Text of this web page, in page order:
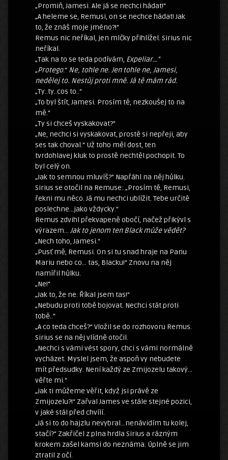
„Promiň, Jamesi. Ale já se nechci hádat!“
„A heleme se, Remusi, on se nechce hádat! Jak
to, že znáš moje jméno?!“
Remus nic neříkal, jen mlčky přihlížel. Sirius nic
neříkal.
„Tak na to se teda podívám, Expeliar…“
„Protego.“ Ne, tohle ne. Jen tohle ne, Jamesi,
nedělej to. Nestůj proti mně. Já tě mám rád.
„Ty..ty..cos to..“
„To byl štít, Jamesi. Prosím tě, nezkoušej to na
mě.“
„Ty si chceš vyskakovat?“
„Ne, nechci si vyskakovat, prostě si nepřeji, aby
ses tak choval.“ Už toho měl dost, ten
tvrdohlavej kluk to prostě nechtěl pochopit. To
byl celý on.
„Jak to semnou mluvíš?“ Napřáhl na něj hůlku.
Sirius se otočil na Remuse: „Prosím tě, Remusi,
řekni mu něco. Já mu nechci ublížit. Tebe určitě
poslechne…jako vždycky.“
Remus zdvihl překvapeně obočí, načež přikývl s
výrazem… Jak to jenom ten Black může vědět?
„Nech toho, Jamesi.“
„Pusť mě, Remusi. On si tu snad hraje na Panu
Mariu nebo co… tas, Blacku!“ Znovu na něj
namířil hůlku.
„Ne!“
„Jak to, že ne. Říkal jsem tas!“
„Nebudu proti tobě bojovat. Nechci stát proti
tobě..“
„A co teda chceš?“ Vložil se do rozhovoru Remus.
Sirius se na něj vlídně otočil.
„Nechci s vámi vést spory, chci s vámi normálně
vycházet. Myslel jsem, že aspoň vy nebudete
mít předsudky. Není každý ze Zmijozelu takový…
věřte mi.“
„Jak ti můžeme věřit, když jsi právě ze
Zmijozelu?!“ Zařval James ve stále stejné pozici,
v jaké stál před chvílí.
„Já si to do hajzlu nevybral…nenávidím tu kolej,
stačí?“ Zakřičel z plna hrdla Sirius a rázným
krokem zašel kamsi do neznáma. Úplně se jim
ztratil z očí.